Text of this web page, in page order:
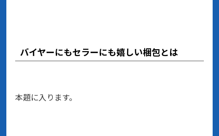
バイヤーにもセラーにも嬉しい梱包とは
本題に入ります。